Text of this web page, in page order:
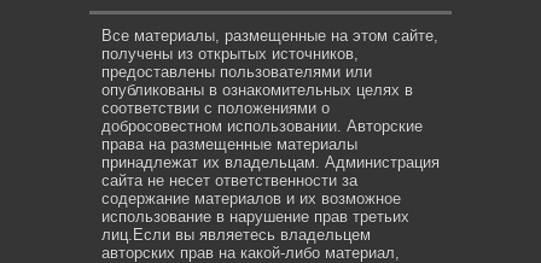
Все материалы, размещенные на этом сайте,
получены из открытых источников,
предоставлены пользователями или
опубликованы в ознакомительных целях в
соответствии с положениями о
добросовестном использовании. Авторские
права на размещенные материалы
принадлежат их владельцам. Администрация
сайта не несет ответственности за
содержание материалов и их возможное
использование в нарушение прав третьих
лиц.Если вы являетесь владельцем
авторских прав на какой-либо материал,